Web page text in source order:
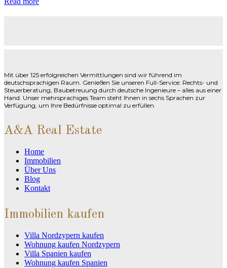
Mit über 125 erfolgreichen Vermittlungen sind wir führend im
deutschsprachigen Raum. Genießen Sie unseren Full-Service: Rechts- und
Steuerberatung, Baubetreuung durch deutsche Ingenieure – alles aus einer
Hand. Unser mehrsprachiges Team steht Ihnen in sechs Sprachen zur
Verfügung, um Ihre Bedürfnisse optimal zu erfüllen.
A&A Real Estate
Home
Immobilien
Über Uns
Blog
Kontakt
Immobilien kaufen
Villa Nordzypern kaufen
Wohnung kaufen Nordzypern
Villa Spanien kaufen
Wohnung kaufen Spanien